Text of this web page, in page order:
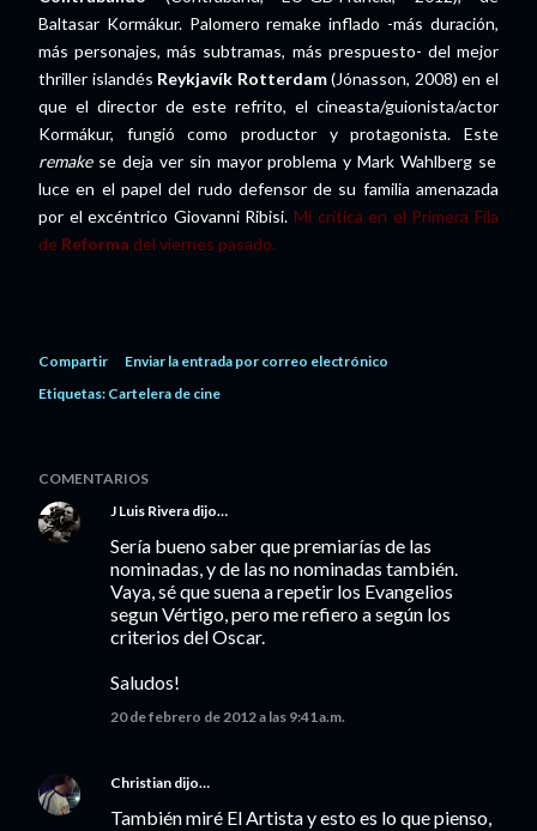
Baltasar Kormákur. Palomero remake inflado -más duración,
más personajes, más subtramas, más prespuesto- del mejor
thriller islandés Reykjavík Rotterdam(Jónasson, 2008) en el
que el director de este refrito, el cineasta/guionista/actor
Kormákur, fungió como productor y protagonista. Este
remakese deja ver sin mayor problema y Mark Wahlberg se
luce en el papel del rudo defensor de su familia amenazada
por el excéntrico Giovanni Ribisi. Mi crítica en el Primera Fila
de Reforma del viernes pasado.
Compartir
Enviar la entrada por correo electrónico
Etiquetas: Cartelera de cine
COMENTARIOS
J Luis Rivera dijo…
Sería bueno saber que premiarías de las
nominadas, y de las no nominadas también.
Vaya, sé que suena a repetir los Evangelios
segun Vértigo, pero me refiero a según los
criterios del Oscar.
Saludos!
20 de febrero de 2012 a las 9:41 a.m.
Christian dijo…
También miré El Artista y esto es lo que pienso,